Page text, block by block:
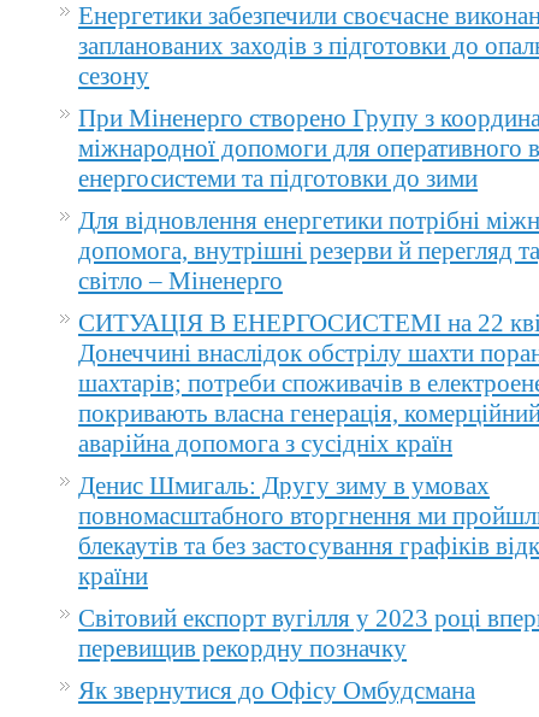
Енергетики забезпечили своєчасне
запланованих заходів з підготовки до
сезону
При Міненерго створено Групу з
міжнародної допомоги для оперативного
енергосистеми та підготовки до зими
Для відновлення енергетики потрібні
допомога, внутрішні резерви й перегляд
світло – Міненерго
СИТУАЦІЯ В ЕНЕРГОСИСТЕМІ на 22
Донеччині внаслідок обстрілу шахти
шахтарів; потреби споживачів в
покривають власна генерація,
аварійна допомога з сусідніх країн
Денис Шмигаль: Другу зиму в умовах
повномасштабного вторгнення ми
блекаутів та без застосування графіків
країни
Світовий експорт вугілля у 2023 році
перевищив рекордну позначку
Як звернутися до Офісу Омбудсмана